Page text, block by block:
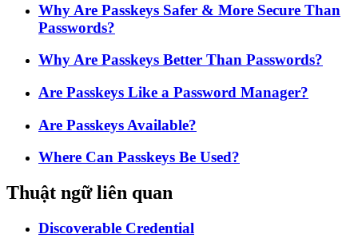
Why Are Passkeys Safer & More Secure Than
Passwords?
Why Are Passkeys Better Than Passwords?
Are Passkeys Like a Password Manager?
Are Passkeys Available?
Where Can Passkeys Be Used?
Thuật ngữ liên quan
Discoverable Credential